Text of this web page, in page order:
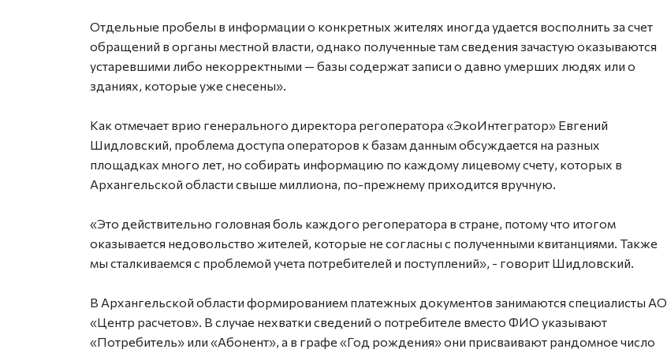
Отдельные пробелы в информации о конкретных жителях иногда удается восполнить за счет
обращений в органы местной власти, однако полученные там сведения зачастую оказываются
устаревшими либо некорректными — базы содержат записи о давно умерших людях или о
зданиях, которые уже снесены».
Как отмечает врио генерального директора регоператора «ЭкоИнтегратор» Евгений
Шидловский, проблема доступа операторов к базам данным обсуждается на разных
площадках много лет, но собирать информацию по каждому лицевому счету, которых в
Архангельской области свыше миллиона, по-прежнему приходится вручную.
«Это действительно головная боль каждого регоператора в стране, потому что итогом
оказывается недовольство жителей, которые не согласны с полученными квитанциями. Также
мы сталкиваемся с проблемой учета потребителей и поступлений», - говорит Шидловский.
В Архангельской области формированием платежных документов занимаются специалисты АО
«Центр расчетов». В случае нехватки сведений о потребителе вместо ФИО указывают
«Потребитель» или «Абонент», а в графе «Год рождения» они присваивают рандомное число